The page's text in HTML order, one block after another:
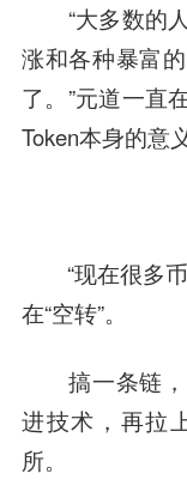
“大多数的人
涨和各种暴富
了。”元道一直
Token本身的意义
“现在很多币
在“空转”。
搞一条链，
进技术，再拉
所。